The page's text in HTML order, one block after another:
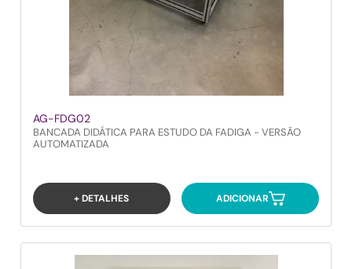
AG-FDG02
BANCADA DIDÁTICA PARA ESTUDO DA FADIGA - VERSÃO
AUTOMATIZADA
+ DETALHES ADICIONAR